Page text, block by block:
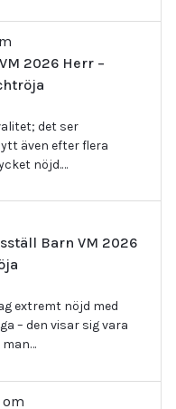
2026 Herr –
det ser
även efter flera
nöjd.…
Barn VM 2026
extremt nöjd med
– den visar sig vara
om